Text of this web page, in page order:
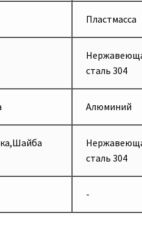
Пластмасса
сталь 304
Алюминий
сталь 304
-